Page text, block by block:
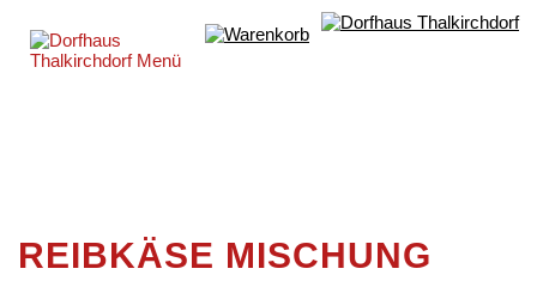
REIBKÄSE MISCHUNG